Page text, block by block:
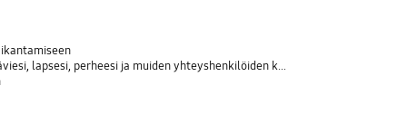
lapsesi, perheesi ja muiden yhteyshenkilöiden kanssa